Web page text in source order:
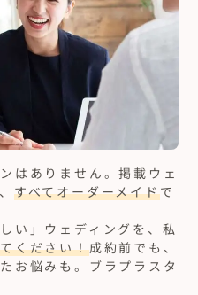
はありません。掲載ウェ
すべてオーダーメイドで
い」ウェディングを、私
ください！成約前でも、
お悩みも。ブラプラスタ